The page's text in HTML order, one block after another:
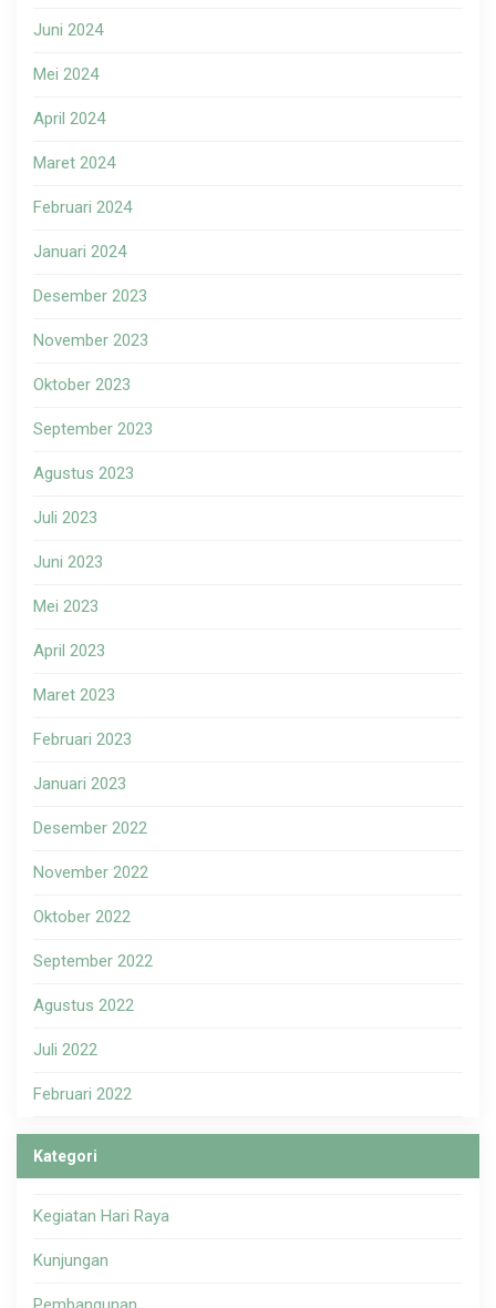
Juni 2024
Mei 2024
April 2024
Maret 2024
Februari 2024
Januari 2024
Desember 2023
November 2023
Oktober 2023
September 2023
Agustus 2023
Juli 2023
Juni 2023
Mei 2023
April 2023
Maret 2023
Februari 2023
Januari 2023
Desember 2022
November 2022
Oktober 2022
September 2022
Agustus 2022
Juli 2022
Februari 2022
Kategori
Kegiatan Hari Raya
Kunjungan